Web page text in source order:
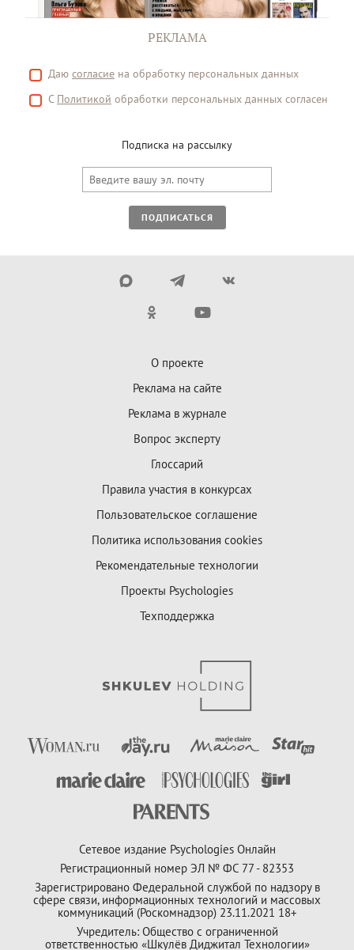
РЕКЛАМА
Даю согласие на обработку персональных данных
С Политикой обработки персональных данных согласен
Подписка на рассылку
ПОДПИСАТЬСЯ
О проекте
Реклама на сайте
Реклама в журнале
Вопрос эксперту
Глоссарий
Правила участия в конкурсах
Пользовательское соглашение
Политика использования cookies
Рекомендательные технологии
Проекты Psychologies
Техподдержка
Сетевое издание Psychologies Онлайн
Регистрационный номер ЭЛ № ФС 77 - 82353
Зарегистрировано Федеральной службой по надзору в
сфере связи, информационных технологий и массовых
коммуникаций (Роскомнадзор) 23.11.2021 18+
Учредитель: Общество с ограниченной
ответственностью «Шкулёв Диджитал Технологии»